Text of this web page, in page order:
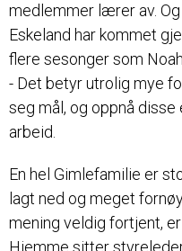
medlemmer lærer av.
Eskeland har kommet
flere sesonger som
- Det betyr utrolig mye
seg mål, og oppnå
arbeid.
En hel Gimlefamilie er
lagt ned og meget
mening veldig fortjent,
Hjemme sitter